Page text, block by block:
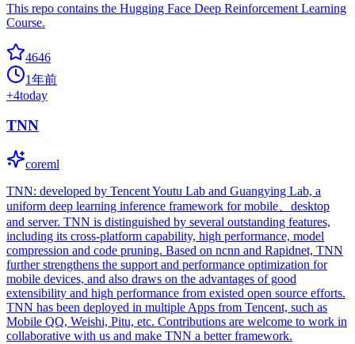
This repo contains the Hugging Face Deep Reinforcement Learning
Course.
4646
1年前
+4today
TNN
coreml
TNN: developed by Tencent Youtu Lab and Guangying Lab, a
uniform deep learning inference framework for mobile、desktop
and server. TNN is distinguished by several outstanding features,
including its cross-platform capability, high performance, model
compression and code pruning. Based on ncnn and Rapidnet, TNN
further strengthens the support and performance optimization for
mobile devices, and also draws on the advantages of good
extensibility and high performance from existed open source efforts.
TNN has been deployed in multiple Apps from Tencent, such as
Mobile QQ, Weishi, Pitu, etc. Contributions are welcome to work in
collaborative with us and make TNN a better framework.